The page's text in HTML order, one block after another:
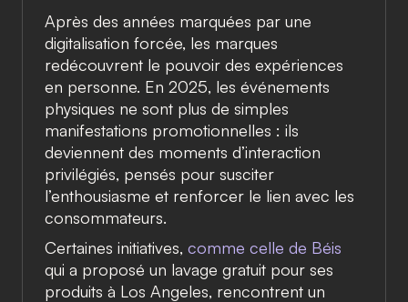
Après des années marquées par une
digitalisation forcée, les marques
redécouvrent le pouvoir des expériences
en personne. En 2025, les événements
physiques ne sont plus de simples
manifestations promotionnelles : ils
deviennent des moments d’interaction
privilégiés, pensés pour susciter
l’enthousiasme et renforcer le lien avec les
consommateurs.
Certaines initiatives, comme celle de Béis
qui a proposé un lavage gratuit pour ses
produits à Los Angeles, rencontrent un